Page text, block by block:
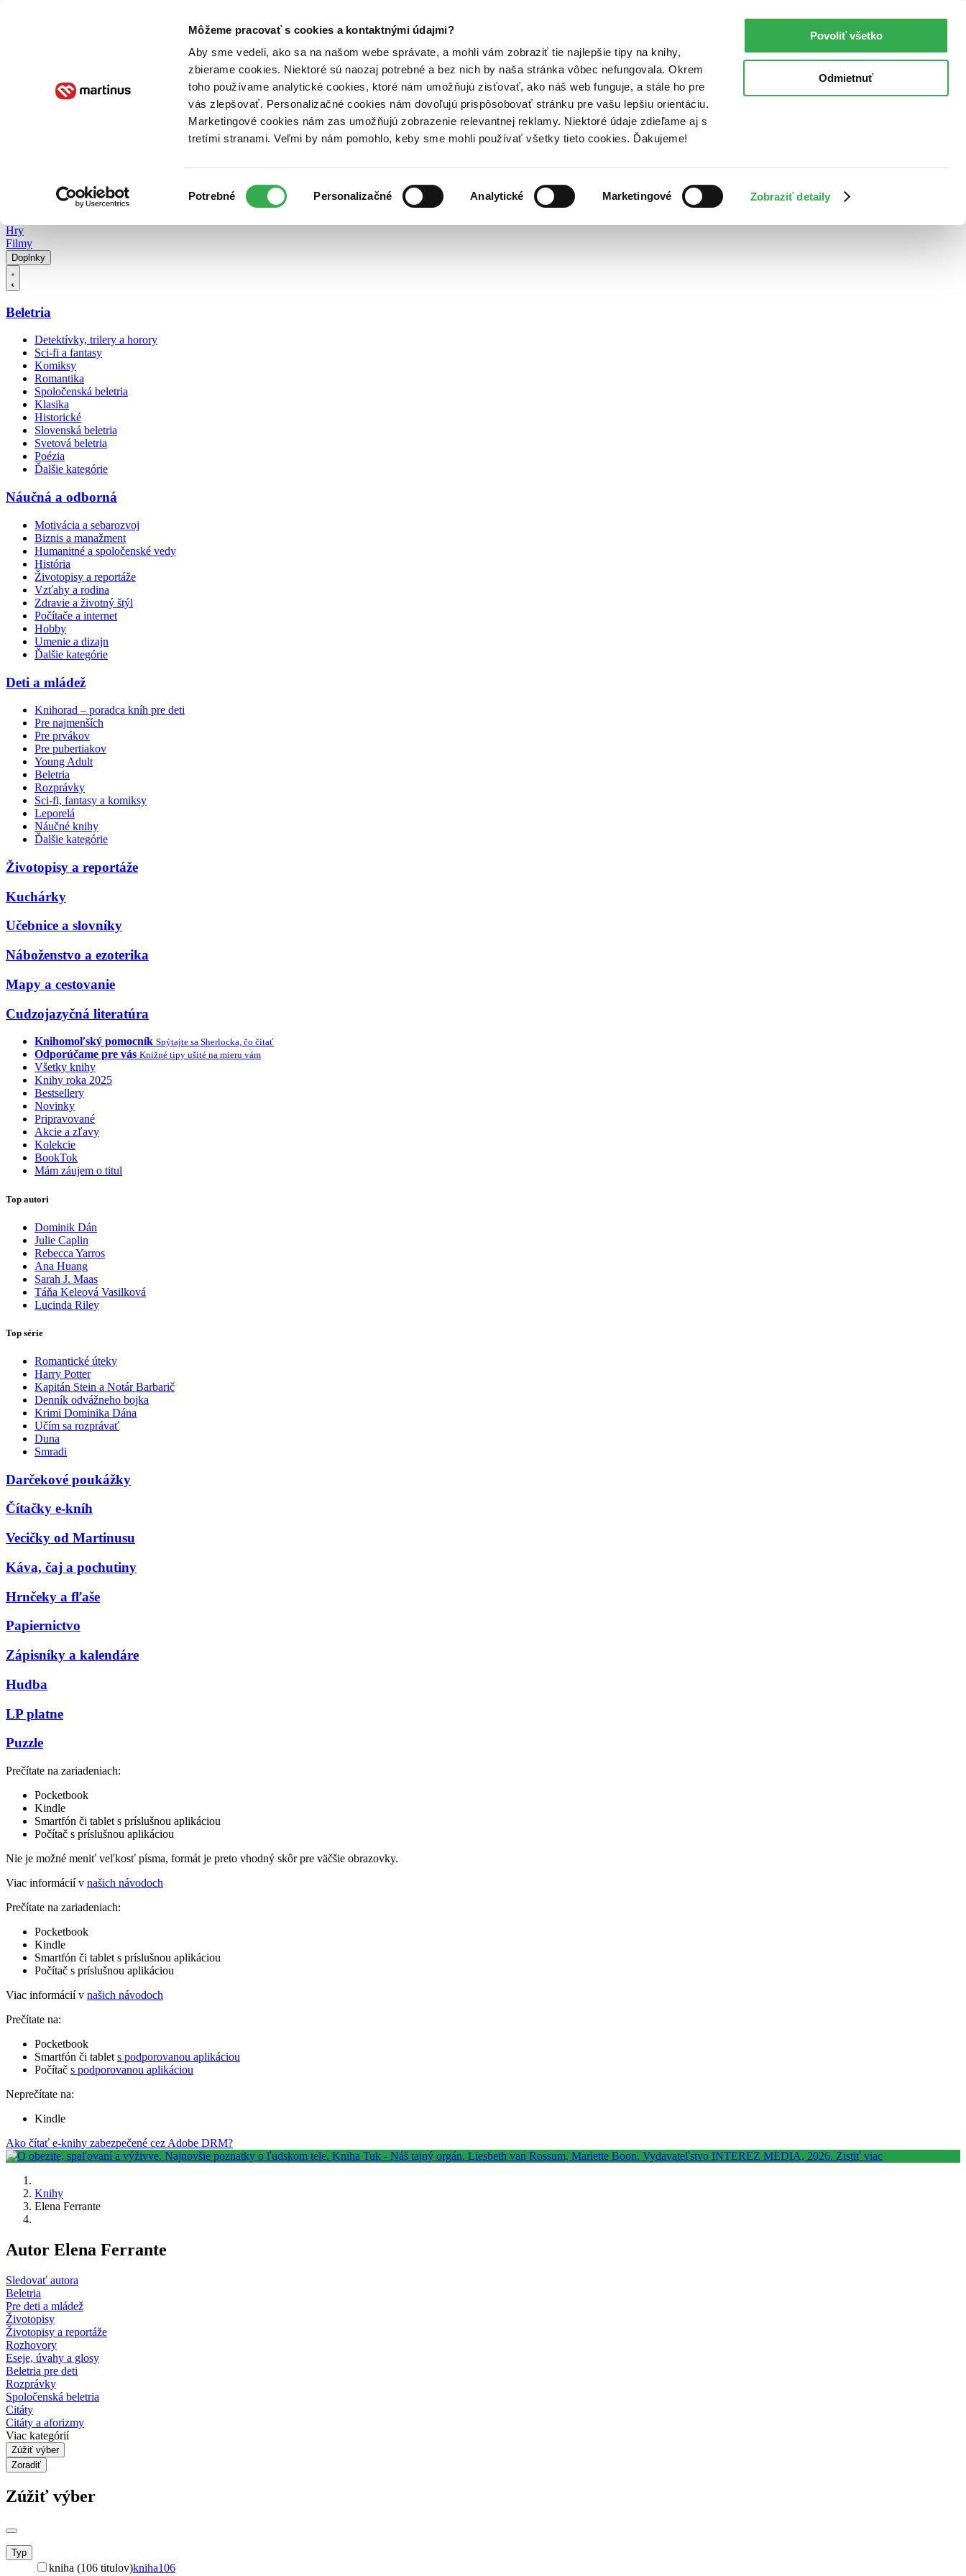
Môžeme pracovať s cookies a kontaktnými údajmi?
Aby sme vedeli, ako sa na našom webe správate, a mohli vám zobraziť tie najlepšie tipy na knihy,
zbierame cookies. Niektoré sú naozaj potrebné a bez nich by naša stránka vôbec nefungovala. Okrem
toho používame analytické cookies, ktoré nám umožňujú zisťovať, ako náš web funguje, a stále ho pre
vás zlepšovať. Personalizačné cookies nám dovoľujú prispôsobovať stránku pre vašu lepšiu orientáciu.
Marketingové cookies nám zas umožňujú zobrazenie relevantnej reklamy. Niektoré údaje zdieľame aj s
tretími stranami. Veľmi by nám pomohlo, keby sme mohli používať všetky tieto cookies. Ďakujeme!
súhlasu
Potrebné Personalizačné Analytické Marketingové Zobraziť detaily
Povoliť všetko
Odmietnuť
Poukážky Kontakt
Hry
Filmy
Doplnky
Beletria
Detektívky, trilery a horory
Sci-fi a fantasy
Komiksy
Romantika
Spoločenská beletria
Klasika
Historické
Slovenská beletria
Svetová beletria
Poézia
Ďalšie kategórie
Náučná a odborná
Motivácia a sebarozvoj
Biznis a manažment
Humanitné a spoločenské vedy
História
Životopisy a reportáže
Vzťahy a rodina
Zdravie a životný štýl
Počítače a internet
Hobby
Umenie a dizajn
Ďalšie kategórie
Deti a mládež
Knihorad – poradca kníh pre deti
Pre najmenších
Pre prvákov
Pre pubertiakov
Young Adult
Beletria
Rozprávky
Sci-fi, fantasy a komiksy
Leporelá
Náučné knihy
Ďalšie kategórie
Životopisy a reportáže
Kuchárky
Učebnice a slovníky
Náboženstvo a ezoterika
Mapy a cestovanie
Cudzojazyčná literatúra
Knihomoľský pomocník Spýtajte sa Sherlocka, čo čítať
Odporúčame pre vás Knižné tipy ušité na mieru vám
Všetky knihy
Knihy roka 2025
Bestsellery
Novinky
Pripravované
Akcie a zľavy
Kolekcie
BookTok
Mám záujem o titul
Top autori
Dominik Dán
Julie Caplin
Rebecca Yarros
Ana Huang
Sarah J. Maas
Táňa Keleová Vasilková
Lucinda Riley
Top série
Romantické úteky
Harry Potter
Kapitán Stein a Notár Barbarič
Denník odvážneho bojka
Krimi Dominika Dána
Učím sa rozprávať
Duna
Smradi
Darčekové poukážky
Čítačky e-kníh
Vecičky od Martinusu
Káva, čaj a pochutiny
Hrnčeky a fľaše
Papiernictvo
Zápisníky a kalendáre
Hudba
LP platne
Puzzle
Prečítate na zariadeniach:
Pocketbook
Kindle
Smartfón či tablet s príslušnou aplikáciou
Počítač s príslušnou aplikáciou
Nie je možné meniť veľkosť písma, formát je preto vhodný skôr pre väčšie obrazovky.
Viac informácií v našich návodoch
Prečítate na zariadeniach:
Pocketbook
Kindle
Smartfón či tablet s príslušnou aplikáciou
Počítač s príslušnou aplikáciou
Viac informácií v našich návodoch
Prečítate na:
Pocketbook
Smartfón či tablet s podporovanou aplikáciou
Počítač s podporovanou aplikáciou
Neprečítate na:
Kindle
Ako čítať e-knihy zabezpečené cez Adobe DRM?
Knihy
Elena Ferrante
Autor Elena Ferrante
Sledovať autora
Beletria
Pre deti a mládež
Životopisy
Životopisy a reportáže
Rozhovory
Eseje, úvahy a glosy
Beletria pre deti
Rozprávky
Spoločenská beletria
Citáty
Citáty a aforizmy
Viac kategórií
Zúžiť výber
Zoradiť
Zúžiť výber
Typ
kniha (106 titulov)kniha106